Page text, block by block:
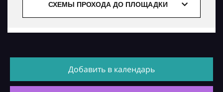
СХЕМЫ ПРОХОДА ДО ПЛОЩАДКИ
Добавить в календарь